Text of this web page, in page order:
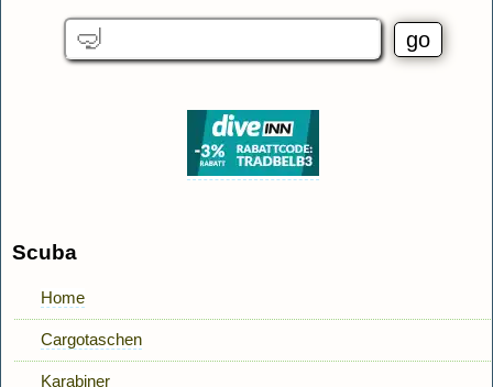
Scuba
Home
Cargotaschen
Karabiner